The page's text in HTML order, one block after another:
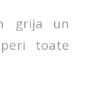
grija un
toate